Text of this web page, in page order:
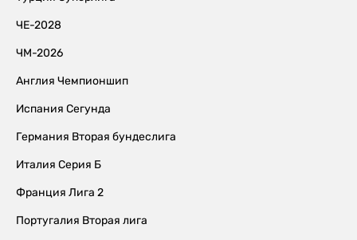
ЧЕ-2028
ЧМ-2026
Англия Чемпионшип
Испания Сегунда
Германия Вторая бундеслига
Италия Серия Б
Франция Лига 2
Португалия Вторая лига